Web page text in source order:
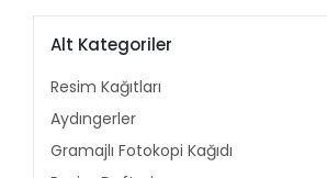
Alt Kategoriler
Resim Kağıtları
Aydıngerler
Gramajlı Fotokopi Kağıdı